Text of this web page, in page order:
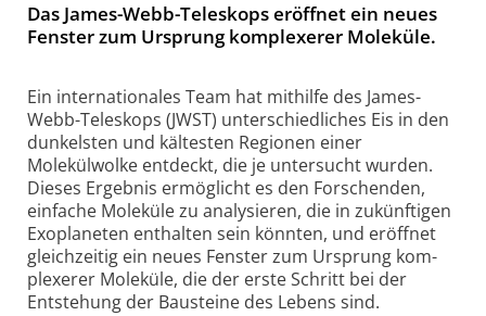
Das James-Webb-Teleskops eröffnet ein neues
Fenster zum Ursprung komplexerer Moleküle.
Ein internationales Team hat mithilfe des James-
Webb-Teleskops (JWST) unter­schiedliches Eis in den
dunkelsten und kältesten Regionen einer
Molekülwolke entdeckt, die je untersucht wurden.
Dieses Ergebnis ermöglicht es den Forschenden,
einfache Moleküle zu analysieren, die in zukünftigen
Exoplaneten enthalten sein könnten, und eröffnet
gleichzeitig ein neues Fenster zum Ursprung kom­
plexerer Moleküle, die der erste Schritt bei der
Entstehung der Bausteine des Lebens sind.